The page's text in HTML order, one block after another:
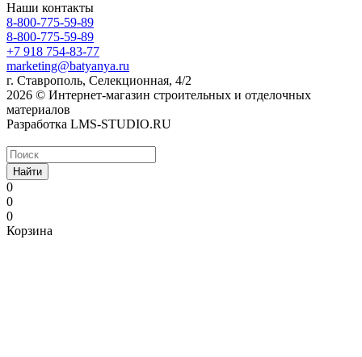
Наши контакты
8-800-775-59-89
8-800-775-59-89
+7 918 754-83-77
marketing@batyanya.ru
г. Ставрополь, Селекционная, 4/2
2026 © Интернет-магазин строительных и отделочных
материалов
Разработка LMS-STUDIO.RU
Найти
0
0
0
Корзина